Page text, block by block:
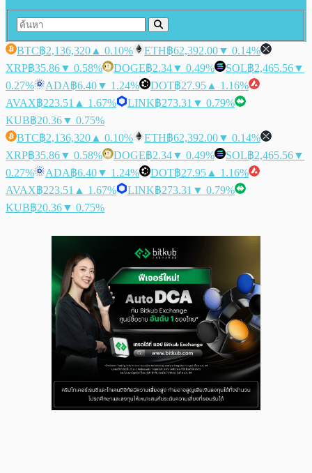
BTC฿2,136,320 ▲ 0.10% ETH฿62,392.00▼ 0.14%
XRP฿35.86▼ 0.58% DOGE฿2.34▼ 0.49% SOL฿2,465.56▼
0.27%
ADA฿6.40▼ 1.24% DOT฿27.95 ▲ 1.16%
AVAX฿223.51 ▲ 1.67% LINK฿273.31 ▼ 0.79%
KUB฿20.36▼ 0.75%
BTC฿2,136,320 ▲ 0.10% ETH฿62,392.00▼ 0.14%
XRP฿35.86▼ 0.58% DOGE฿2.34▼ 0.49% SOL฿2,465.56▼
0.27%
ADA฿6.40▼ 1.24% DOT฿27.95 ▲ 1.16%
AVAX฿223.51 ▲ 1.67% LINK฿273.31 ▼ 0.79%
KUB฿20.36▼ 0.75%